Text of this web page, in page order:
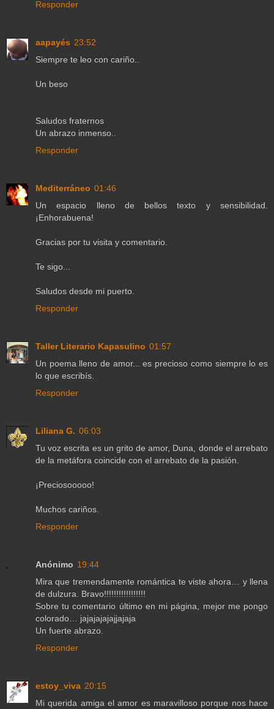
Responder
aapayés 23:52
Siempre te leo con cariño..
Un beso
Saludos fraternos
Un abrazo inmenso..
Responder
Mediterráneo 01:46
Un espacio lleno de bellos texto y sensibilidad.
¡Enhorabuena!
Gracias por tu visita y comentario.
Te sigo...
Saludos desde mi puerto.
Responder
Taller Literario Kapasulino 01:57
Un poema lleno de amor... es precioso como siempre lo es
lo que escribís.
Responder
Liliana G. 06:03
Tu voz escrita es un grito de amor, Duna, donde el arrebato
de la metáfora coincide con el arrebato de la pasión.
¡Preciosooooo!
Muchos cariños.
Responder
Anónimo 19:44
Mira que tremendamente romántica te viste ahora… y llena
de dulzura. Bravo!!!!!!!!!!!!!!!!!
Sobre tu comentario último en mi página, mejor me pongo
colorado… jajajajajajjajaja
Un fuerte abrazo.
Responder
estoy_viva 20:15
Mi querida amiga el amor es maravilloso porque nos hace